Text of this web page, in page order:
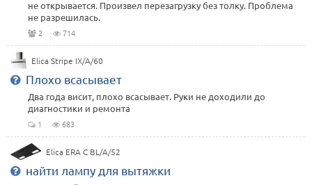
не открывается. Произвел перезагрузку без толку. Проблема
не разрешилась.
2 714
Elica Stripe IX/A/60
Плохо всасывает
Два года висит, плохо всасывает. Руки не доходили до
диагностики и ремонта
1 683
Elica ERA C BL/A/52
найти лампу для вытяжки